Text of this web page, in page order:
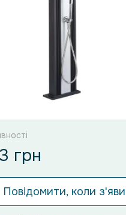
грн
Повідомити, коли